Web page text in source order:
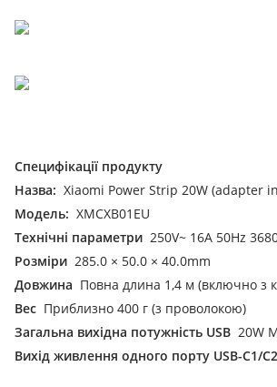
Специфікації продукту
Назва: Xiaomi Power Strip 20W (adapter
Модель: XMCXB01EU
Технічні параметри 250V~ 16A 50Hz
Розміри 285.0 × 50.0 × 40.0mm
Довжина Повна длина 1,4 м (включно з
Вес Приблизно 400 г (з проволокою)
Загальна вихідна потужність USB 20W
Вихід живлення одного порту USB-C1/C2